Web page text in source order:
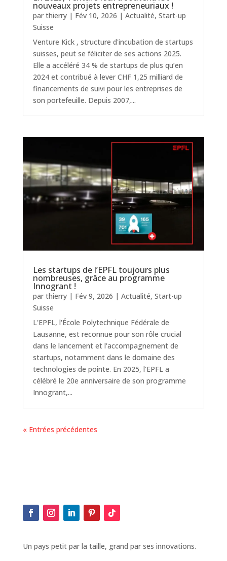
nouveaux projets entrepreneuriaux !
par thierry| Fév 10, 2026 | Actualité, Start-up
Suisse
Venture Kick , structure d'incubation de startups
suisses, peut se féliciter de ses actions 2025.
Elle a accéléré 34 % de startups de plus qu’en
2024 et contribué à lever CHF 1,25 milliard de
financements de suivi pour les entreprises de
son portefeuille. Depuis 2007,...
Les startups de l’EPFL toujours plus
nombreuses, grâce au programme
Innogrant !
par thierry| Fév 9, 2026 | Actualité, Start-up
Suisse
L'EPFL, l'École Polytechnique Fédérale de
Lausanne, est reconnue pour son rôle crucial
dans le lancement et l'accompagnement de
startups, notamment dans le domaine des
technologies de pointe. En 2025, l'EPFL a
célébré le 20e anniversaire de son programme
Innogrant,...
« Entrées précédentes
Un pays petit par la taille, grand par ses innovations.